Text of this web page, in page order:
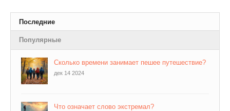
Последние
Популярные
Сколько времени занимает пешее путешествие?
дек 14 2024
Что означает слово экстремал?